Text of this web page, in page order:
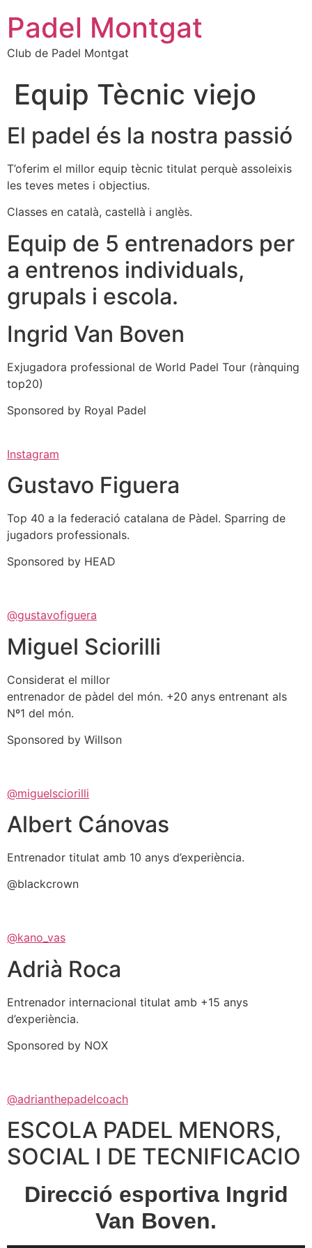
contenido
Padel Montgat
Club de Padel Montgat
Equip Tècnic viejo
El padel és la nostra passió
T’oferim el millor equip tècnic titulat perquè assoleixis
les teves metes i objectius.
Classes en català, castellà i anglès.
Equip de 5 entrenadors per
a entrenos individuals,
grupals i escola.
Ingrid Van Boven​
Exjugadora professional de World Padel Tour (rànquing
top20)
Sponsored by Royal Padel
Instagram
Gustavo Figuera
Top 40 a la federació catalana de Pàdel. Sparring de
jugadors professionals.
Sponsored by HEAD
@gustavofiguera
Miguel Sciorilli
Considerat el millor
entrenador de pàdel del món. +20 anys entrenant als
Nº1 del món.
Sponsored by Willson
@miguelsciorilli
Albert Cánovas
Entrenador titulat amb 10 anys d’experiència.
@blackcrown
@kano_vas
Adrià Roca
Entrenador internacional titulat amb +15 anys
d’experiència.
Sponsored by NOX
@adrianthepadelcoach
ESCOLA PADEL MENORS,
SOCIAL I DE TECNIFICACIO
Direcció esportiva Ingrid
Van Boven.